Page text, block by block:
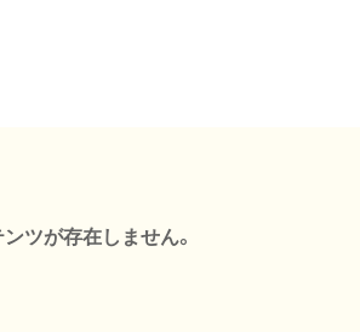
ツが存在しません。